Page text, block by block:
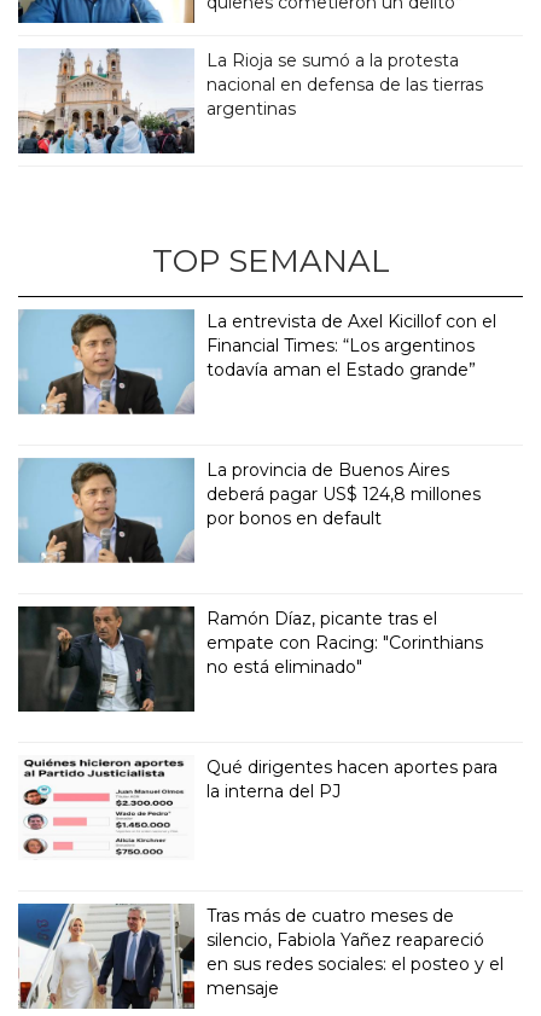
La Rioja se sumó a la protesta
nacional en defensa de las tierras
argentinas
TOP SEMANAL
La entrevista de Axel Kicillof con el
Financial Times: “Los argentinos
todavía aman el Estado grande”
La provincia de Buenos Aires
deberá pagar US$ 124,8 millones
por bonos en default
Ramón Díaz, picante tras el
empate con Racing: "Corinthians
no está eliminado"
Qué dirigentes hacen aportes para
la interna del PJ
Tras más de cuatro meses de
silencio, Fabiola Yañez reapareció
en sus redes sociales: el posteo y el
mensaje